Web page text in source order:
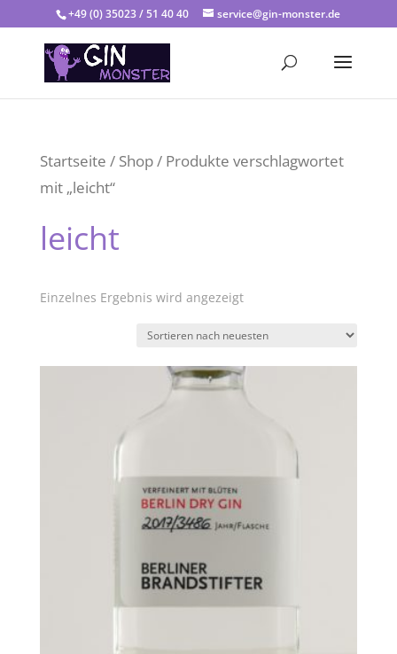
+49 (0) 35023 / 51 40 40 service@gin-monster.de
Startseite / Shop/ Produkte verschlagwortet
mit „leicht“
leicht
Einzelnes Ergebnis wird angezeigt